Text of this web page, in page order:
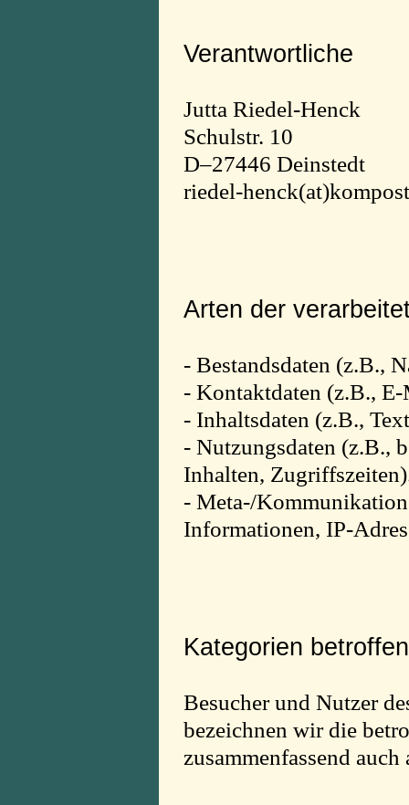
Verantwortliche
Jutta Riedel-Henck
Schulstr. 10
D–27446 Deinstedt
riedel-
Arten der
- Bestandsdaten (z.B.,
- Kontaktdaten (z.B.,
- Inhaltsdaten (z.B.,
- Nutzungsdaten (z.B.,
Inhalten,
- Meta-/
Informationen, IP-
Kategorien
Besucher und Nutzer
bezeichnen wir die
zusammenfassend auch